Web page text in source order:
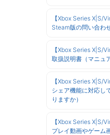
【Xbox Series X|S/
Steam版の問い合わ
【Xbox Series X|S/
取扱説明書（マニュ
【Xbox Series X|S/
シェア機能に対応し
りますか）
【Xbox Series X|S/
プレイ動画やゲーム